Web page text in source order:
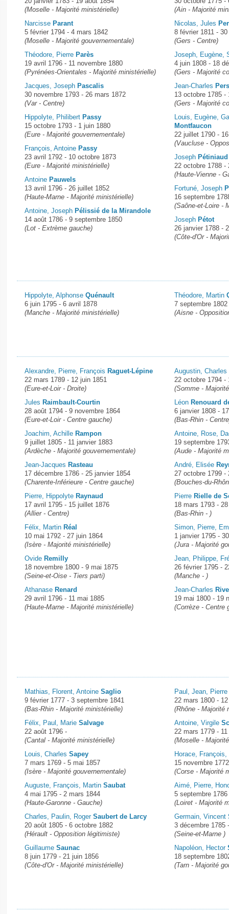
(Moselle - Majorité ministérielle)
Narcisse Parant
5 février 1794 - 4 mars 1842
(Moselle - Majorité gouvernementale)
Théodore, Pierre Parès
19 avril 1796 - 11 novembre 1880
(Pyrénées-Orientales - Majorité ministérielle)
Jacques, Joseph Pascalis
30 novembre 1793 - 26 mars 1872
(Var - Centre)
Hippolyte, Philibert Passy
15 octobre 1793 - 1 juin 1880
(Eure - Majorité gouvernementale)
François, Antoine Passy
23 avril 1792 - 10 octobre 1873
(Eure - Majorité ministérielle)
Antoine Pauwels
13 avril 1796 - 26 juillet 1852
(Haute-Marne - Majorité ministérielle)
Antoine, Joseph Pélissié de la Mirandole
14 août 1786 - 9 septembre 1850
(Lot - Extrème gauche)
(Ain - Majorité
Nicolas, Jules
8 février 1811 -
(Gers - Centre)
Joseph, Eugène,
4 juin 1808 - 18
(Gers - Majorité
Jean-Charles
13 octobre 1785 -
(Gers - Majorité
Louis, Eugène,
Montfaucon
22 juillet 1790 -
(Vaucluse -
Joseph Pétiniaud
22 octobre 1788 -
(Haute-Vienne -
Fortuné, Joseph
16 septembre
(Saône-et-Loire -
Joseph Pétot
26 janvier 1788 -
(Côte-d'Or -
Hippolyte, Alphonse Quénault
6 juin 1795 - 6 avril 1878
(Manche - Majorité ministérielle)
Théodore, Martin
7 septembre
(Aisne -
Alexandre, Pierre, François Raguet-Lépine
22 mars 1789 - 12 juin 1851
(Eure-et-Loir - Droite)
Jules Raimbault-Courtin
28 août 1794 - 9 novembre 1864
(Eure-et-Loir - Centre gauche)
Joachim, Achille Rampon
9 juillet 1805 - 11 janvier 1883
(Ardèche - Majorité gouvernementale)
Jean-Jacques Rasteau
17 décembre 1786 - 25 janvier 1854
(Charente-Inférieure - Centre gauche)
Pierre, Hippolyte Raynaud
17 avril 1795 - 15 juillet 1876
(Allier - Centre)
Félix, Martin Réal
10 mai 1792 - 27 juin 1864
(Isère - Majorité ministérielle)
Ovide Remilly
18 novembre 1800 - 9 mai 1875
(Seine-et-Oise - Tiers parti)
Athanase Renard
29 avril 1796 - 11 mai 1885
(Haute-Marne - Majorité ministérielle)
Augustin, Charles
22 octobre 1794 -
(Somme -
Léon Renouard
6 janvier 1808 -
(Bas-Rhin -
Antoine, Rose,
19 septembre
(Aude - Majorité
André, Elisée
27 octobre 1799 -
(Bouches-du-
Pierre Rielle de
18 mars 1793 -
(Bas-Rhin - )
Simon, Pierre,
1 janvier 1795 -
(Jura - Majorité
Jean, Philippe,
26 février 1795 -
(Manche - )
Jean-Charles
19 mai 1800 - 19
(Corrèze - Centre
Mathias, Florent, Antoine Saglio
9 février 1777 - 3 septembre 1841
(Bas-Rhin - Majorité ministérielle)
Félix, Paul, Marie Salvage
22 août 1796 -
(Cantal - Majorité ministérielle)
Louis, Charles Sapey
7 mars 1769 - 5 mai 1857
(Isère - Majorité gouvernementale)
Auguste, François, Martin Saubat
4 mai 1795 - 2 mars 1844
(Haute-Garonne - Gauche)
Charles, Paulin, Roger Saubert de Larcy
20 août 1805 - 6 octobre 1882
(Hérault - Opposition légitimiste)
Guillaume Saunac
8 juin 1779 - 21 juin 1856
(Côte-d'Or - Majorité ministérielle)
Paul, Jean,
22 mars 1800 -
(Rhône - Majorité
Antoine, Virgile
22 mars 1779 -
(Moselle -
Horace,
15 novembre
(Corse - Majorité
Aimé, Pierre,
5 septembre
(Loiret - Majorité
Germain, Vincent
3 décembre 1785
(Seine-et-Marne )
Napoléon, Hector
18 septembre
(Tarn - Majorité